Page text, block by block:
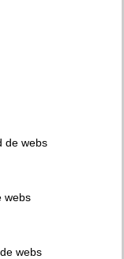
de webs
webs
webs